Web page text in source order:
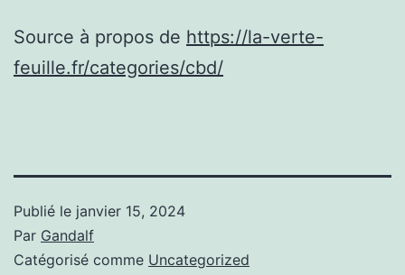
Source à propos de https://la-verte-
feuille.fr/categories/cbd/
Publié le janvier 15, 2024
Par Gandalf
Catégorisé comme Uncategorized